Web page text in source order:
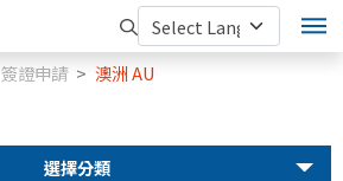
簽證申請 澳洲 AU
選擇分類